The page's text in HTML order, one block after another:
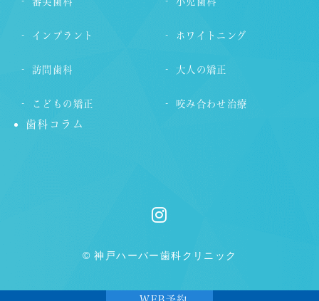
インプラント ホワイトニング
訪問歯科 大人の矯正
こどもの矯正 咬み合わせ治療
歯科コラム
© 神戸ハーバー歯科クリニック